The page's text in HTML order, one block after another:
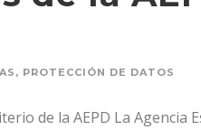
, PROTECCIÓN DE DATOS
de la AEPD La Agencia